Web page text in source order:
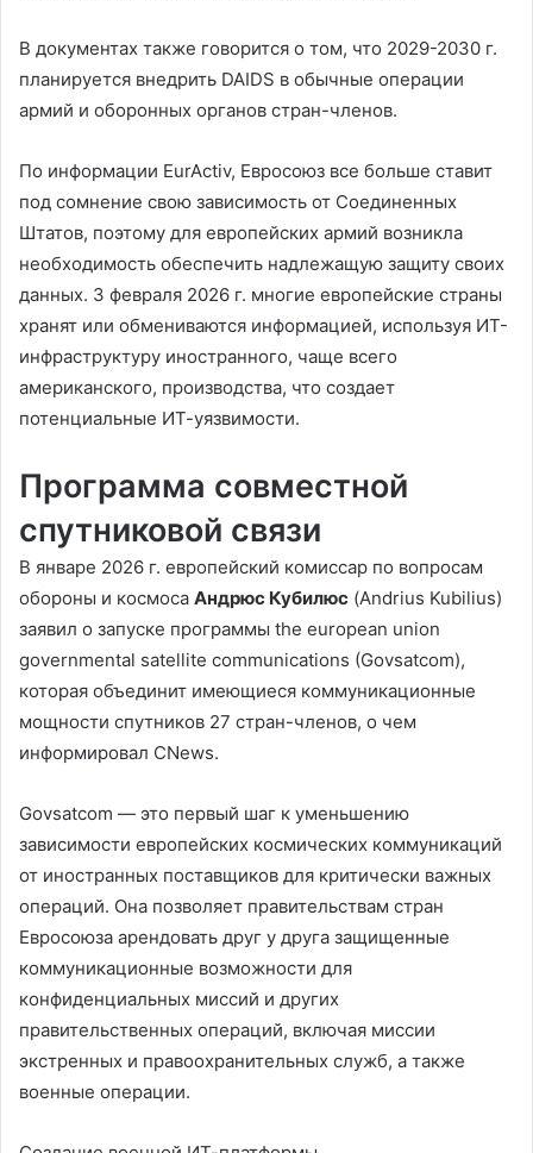
В документах также говорится о том, что 2029-2030 г.
планируется внедрить DAIDS в обычные операции
армий и оборонных органов стран-членов.
По информации EurActiv, Евросоюз все больше ставит
под сомнение свою зависимость от Соединенных
Штатов, поэтому для европейских армий возникла
необходимость обеспечить надлежащую защиту своих
данных. 3 февраля 2026 г. многие европейские страны
хранят или обмениваются информацией, используя ИТ-
инфраструктуру иностранного, чаще всего
американского, производства, что создает
потенциальные ИТ-уязвимости.
Программа совместной
спутниковой связи
В январе 2026 г. европейский комиссар по вопросам
обороны и космоса Андрюс Кубилюс (Andrius Kubilius)
заявил о запуске программы the european union
governmental satellite communications (Govsatcom),
которая объединит имеющиеся коммуникационные
мощности спутников 27 стран-членов, о чем
информировал CNews.
Govsatcom — это первый шаг к уменьшению
зависимости европейских космических коммуникаций
от иностранных поставщиков для критически важных
операций. Она позволяет правительствам стран
Евросоюза арендовать друг у друга защищенные
коммуникационные возможности для
конфиденциальных миссий и других
правительственных операций, включая миссии
экстренных и правоохранительных служб, а также
военные операции.